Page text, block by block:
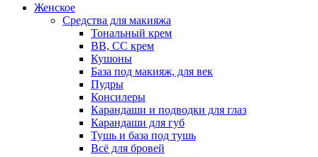
Женское
Средства для макияжа
Тональный крем
BB, CC крем
Кушоны
База под макияж, для век
Пудры
Консилеры
Карандаши и подводки для глаз
Карандаши для губ
Тушь и база под тушь
Всё для бровей